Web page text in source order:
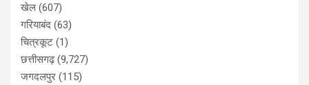
खेल (607)
गरियाबंद (63)
चित्रकूट (1)
छत्तीसगढ़(9,727)
जगदलपुर (115)